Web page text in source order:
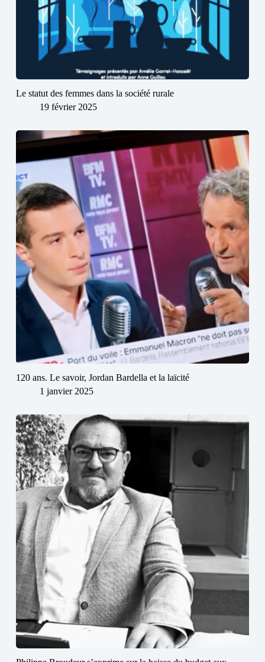
Le statut des femmes dans la société rurale
19 février 2025
120 ans. Le savoir, Jordan Bardella et la laïcité
1 janvier 2025